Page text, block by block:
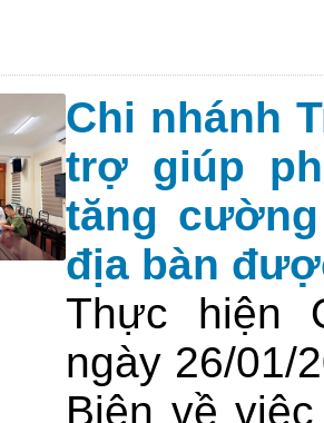
Chi nhánh
trợ giúp
tăng
địa bàn
Thực hiện
ngày 26/01/
Biên về